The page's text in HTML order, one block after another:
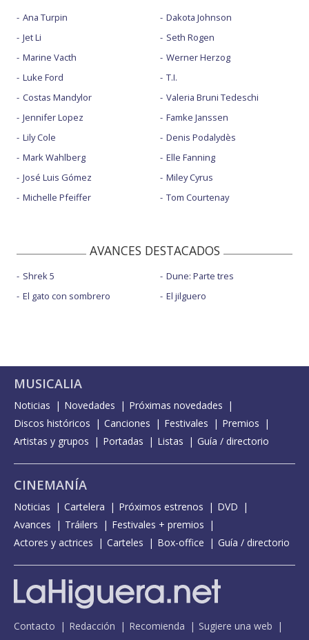
Ana Turpin
Jet Li
Marine Vacth
Luke Ford
Costas Mandylor
Jennifer Lopez
Lily Cole
Mark Wahlberg
José Luis Gómez
Michelle Pfeiffer
Dakota Johnson
Seth Rogen
Werner Herzog
T.I.
Valeria Bruni Tedeschi
Famke Janssen
Denis Podalydès
Elle Fanning
Miley Cyrus
Tom Courtenay
AVANCES DESTACADOS
Shrek 5
El gato con sombrero
Dune: Parte tres
El jilguero
MUSICALIA
Noticias Novedades
Próximas novedades
Discos históricos
Canciones Festivales
Premios
Artistas y grupos
Portadas Listas Guía / directorio
CINEMANÍA
Noticias Cartelera Próximos estrenos
DVD
Avances
Tráilers
Festivales + premios
Actores y actrices
Carteles Box-office Guía / directorio
Contacto Redacción Recomienda
Sugiere una web